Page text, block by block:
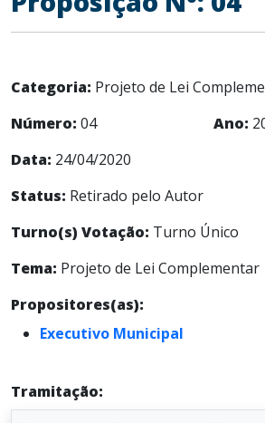
Categoria: Projeto de Lei
Número: 04 Ano:
Data: 24/04/2020
Status: Retirado pelo Autor
Turno(s) Votação: Turno Único
Tema: Projeto de Lei Complementar
Propositores(as):
Executivo Municipal
Tramitação: